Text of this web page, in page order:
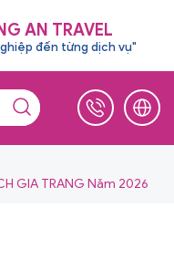
AN TRAVEL
đến từng dịch vụ"
GIA TRANG Năm 2026